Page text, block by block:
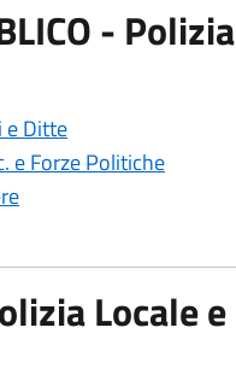
- Polizia
e Ditte
e Forze Politiche
Locale e